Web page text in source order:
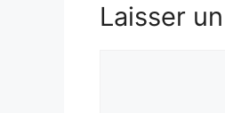
Laisser